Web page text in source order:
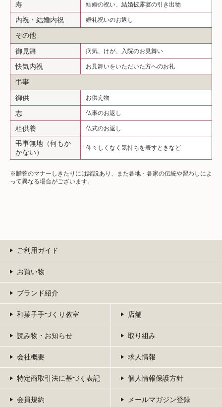
寿 結婚の祝い、結婚披露宴の引き出物
内祝・結婚内祝 婚礼祝いのお返し
その他
御見舞
病気、けが、入院のお見舞い
快気内祝 お見舞いをいただいた方へのお礼
弔事
御供
お供え物
志 仏事のお返し
粗供養 仏式のお返し
弔事無地 （何もか
かない）
仰々しくなく気持ちを表すときなど
※贈答のマナーしきたりには諸説あり、また各地・各家の伝統や習わしによ
って異なる場合がございます。
ご利用ガイド
お買い物
ブランド紹介
和菓子手づくり教室 店舗
読み物・お知らせ 取り組み
会社概要 求人情報
特定商取引法に基づく表記 個人情報保護方針
会員規約 メールマガジン登録